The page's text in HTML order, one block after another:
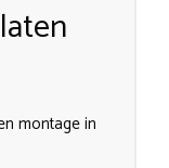
montage in